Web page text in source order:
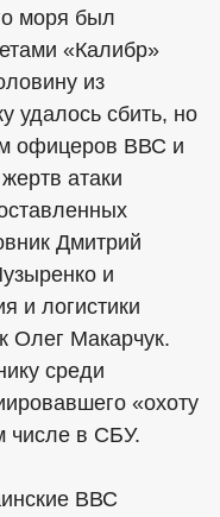
моря был
«Калибр»
из
удалось сбить, но
офицеров ВВС и
атаки
Дмитрий
и
и логистики
Олег Макарчук.
среди
«охоту
числе в СБУ.
ВВС